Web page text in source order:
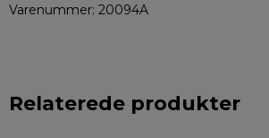
Varenummer: 20094A
Relaterede produkter